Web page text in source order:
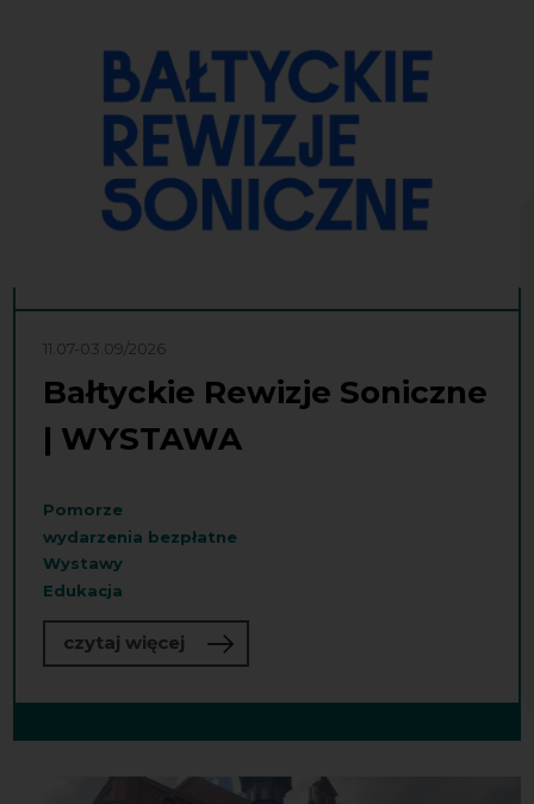
11.07-03.09/2026
Bałtyckie Rewizje Soniczne
| WYSTAWA
Pomorze
wydarzenia bezpłatne
Wystawy
Edukacja
czytaj więcejo Bałtyckie Rewizje Soniczne |